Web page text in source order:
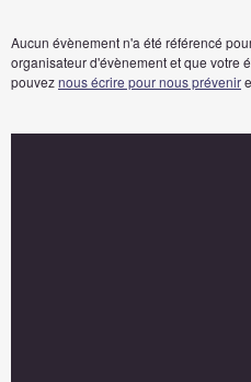
Aucun évènement n'a été référencé
organisateur d'évènement et que votre
pouveznous écrire pour nous prévenir